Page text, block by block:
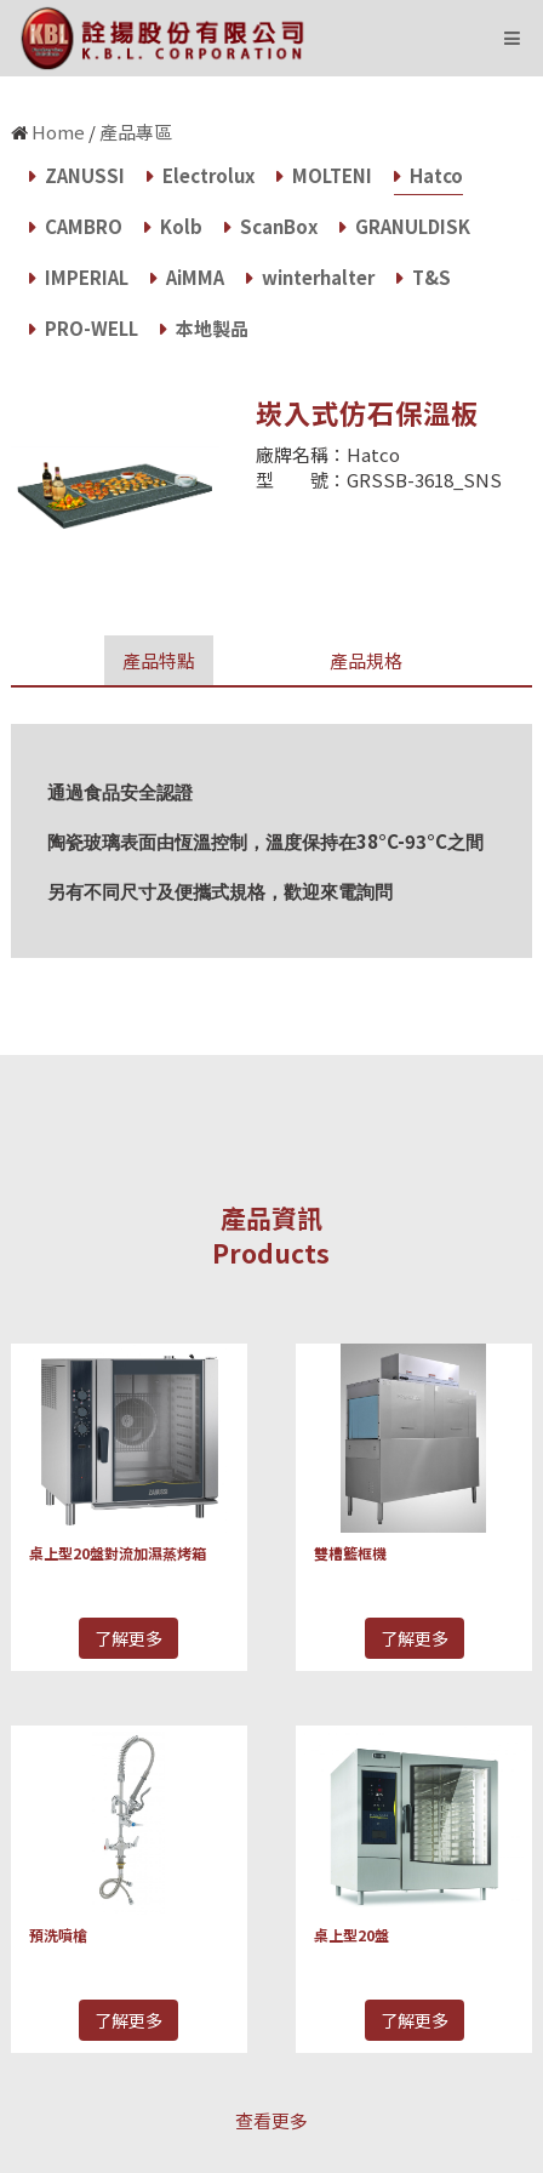
state='Y' and i=604 and ID=10
Home /產品專區
ZANUSSI
Electrolux MOLTENI
Hatco
CAMBRO
Kolb ScanBox
GRANULDISK
IMPERIAL
AiMMA winterhalter
T&S
PRO-WELL
本地製品
崁入式仿石保溫板
廠牌名稱：Hatco
型 號：GRSSB-3618_SNS
產品特點 產品規格
通過食品安全認證
陶瓷玻璃表面由恆溫控制，溫度保持在38°C-93°C之間
另有不同尺寸及便攜式規格，歡迎來電詢問
產品資訊
Products
桌上型20盤對流加濕蒸烤箱
了解更多
雙槽籃框機
了解更多
預洗噴槍
了解更多
桌上型20盤
了解更多
查看更多